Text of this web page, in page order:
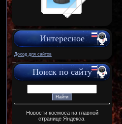
Интересное
Доход для сайтов
Поиск по сайту
Новости космоса на главной
странице Яндекса.